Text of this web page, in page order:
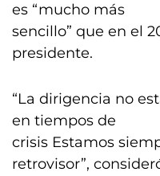
es “mucho más
sencillo” que en el
presidente.
“La dirigencia no
en tiempos de
crisis Estamos
retrovisor”,